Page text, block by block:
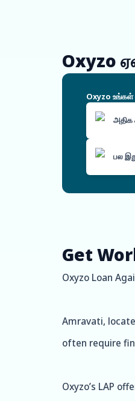
Oxyzo
Oxyzo உங்கள்
பல
Get
Oxyzo Loan
Amravati,
often require
Oxyzo’s LAP